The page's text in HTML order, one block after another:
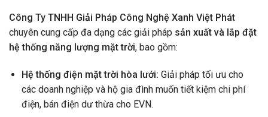
Công Ty TNHH Giải Pháp Công Nghệ Xanh Việt Phát
chuyên cung cấp đa dạng các giải pháp sản xuất và lắp đặt
hệ thống năng lượng mặt trời, bao gồm:
Hệ thống điện mặt trời hòa lưới: Giải pháp tối ưu cho
các doanh nghiệp và hộ gia đình muốn tiết kiệm chi phí
điện, bán điện dư thừa cho EVN.